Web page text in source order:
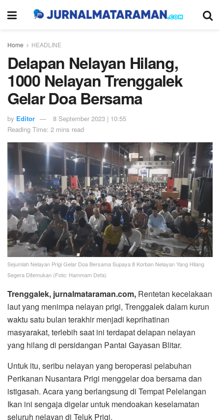
Home HEADLINE
Delapan Nelayan Hilang,
1000 Nelayan Trenggalek
Gelar Doa Bersama
by Editor
8 September 2023 | 10:55
Reading Time: 2 mins read
Sejumlah Nelayan Prigi Gelar Doa Bersama Supaya 8 Korban Nelayan Yang Hilang
Segera Ditemukan (Foto: Hammam Defa)
Trenggalek, jurnalmataraman.com, Rentetan kecelakaan
laut yang menimpa nelayan prigi, Trenggalek dalam kurun
waktu satu bulan terakhir menjadi keprihatinan
masyarakat, terlebih saat ini terdapat delapan nelayan
yang hilang di persidangan Pantai Gayasan Blitar.
Untuk itu, seribu nelayan yang beroperasi pelabuhan
Perikanan Nusantara Prigi menggelar doa bersama dan
istigasah. Acara yang berlangsung di Tempat Pelelangan
Ikan ini sengaja digelar untuk mendoakan keselamatan
seluruh nelayan di Teluk Prigi.